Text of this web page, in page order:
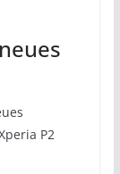
P2